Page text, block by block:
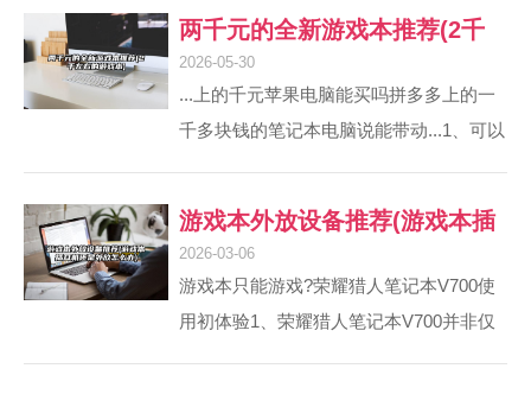
通常会推出较大力度的折扣和补贴，叠加
平台优惠后价格可能显著下降。例如2026
年苹果MacBook Neo在国补后价格降至
期和开学季。 促销节日 电商大促如
618（6月）、...
两千元的全新游戏本推荐(2千
2026-05-30
...上的千元苹果电脑能买吗拼多多上的一
千多块钱的笔记本电脑说能带动...1、可以
权的。2、拼多多上售价千元的自带热插
拔SSD的笔记本，在硬件配置、内部做
工、使用体验等方面存在诸多问题，不建
游戏本外放设备推荐(游戏本插
2026-03-06
游戏本只能游戏?荣耀猎人笔记本V700使
用初体验1、荣耀猎人笔记本V700并非仅